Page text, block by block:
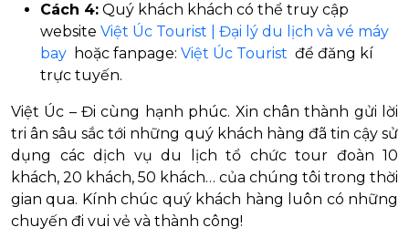
Cách 4: Quý khách khách có thể truy cập
website Việt Úc Tourist | Đại lý du lịch và vé máy
bay hoặc fanpage: Việt Úc Tourist để đăng kí
trực tuyến.
Việt Úc – Đi cùng hạnh phúc. Xin chân thành gửi lời
tri ân sâu sắc tới những quý khách hàng đã tin cậy sử
dụng các dịch vụ du lịch tổ chức tour đoàn 10
khách, 20 khách, 50 khách… của chúng tôi trong thời
gian qua. Kính chúc quý khách hàng luôn có những
chuyến đi vui vẻ và thành công!